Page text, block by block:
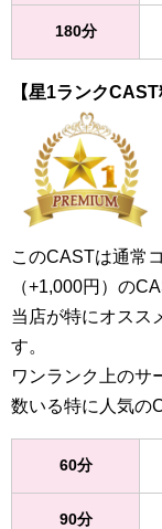
180分
【星1ランクCAST
このCASTは通常
（+1,000円）の
当店が特にオスス
す。
ワンランク上のサ
数いる特に人気の
60分
90分